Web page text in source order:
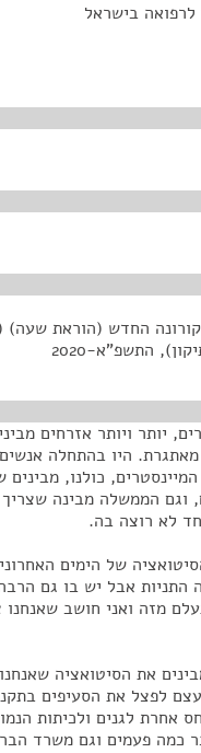
בישראל
החדש (הוראת
התשפ"א-2020
יותר ויותר אזרחים
היו בהתחלה
כולנו,
הממשלה מבינה
לא רוצה בה.
של הימים
התניות אבל יש בו גם
מזה ואני חושב שאנחנו
את הסיטואציה
לפצל את הסעיפים
אחרת לגנים ולכיתות
כמה פעמים וגם משרד